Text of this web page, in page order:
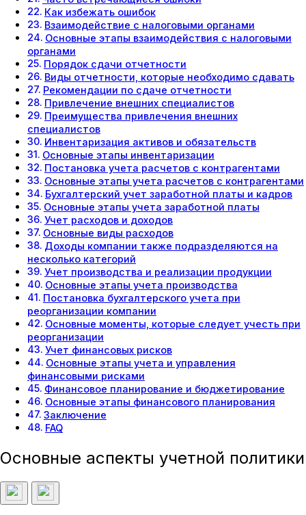
Как избежать ошибок
Взаимодействие с налоговыми органами
Основные этапы взаимодействия с налоговыми
органами
Порядок сдачи отчетности
Виды отчетности, которые необходимо сдавать
Рекомендации по сдаче отчетности
Привлечение внешних специалистов
Преимущества привлечения внешних
специалистов
Инвентаризация активов и обязательств
Основные этапы инвентаризации
Постановка учета расчетов с контрагентами
Основные этапы учета расчетов с контрагентами
Бухгалтерский учет заработной платы и кадров
Основные этапы учета заработной платы
Учет расходов и доходов
Основные виды расходов
Доходы компании также подразделяются на
несколько категорий
Учет производства и реализации продукции
Основные этапы учета производства
Постановка бухгалтерского учета при
реорганизации компании
Основные моменты, которые следует учесть при
реорганизации
Учет финансовых рисков
Основные этапы учета и управления
финансовыми рисками
Финансовое планирование и бюджетирование
Основные этапы финансового планирования
Заключение
FAQ
Основные аспекты учетной политики